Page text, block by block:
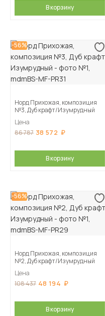
В корзину
-56%
Норд Прихожая, композиция
№3, Дуб крафт/Изумрудный
Цена
86 787 38 572
В корзину
-56%
Норд Прихожая, композиция
№2, Дуб крафт/Изумрудный
Цена
108 437 48 194
В корзину